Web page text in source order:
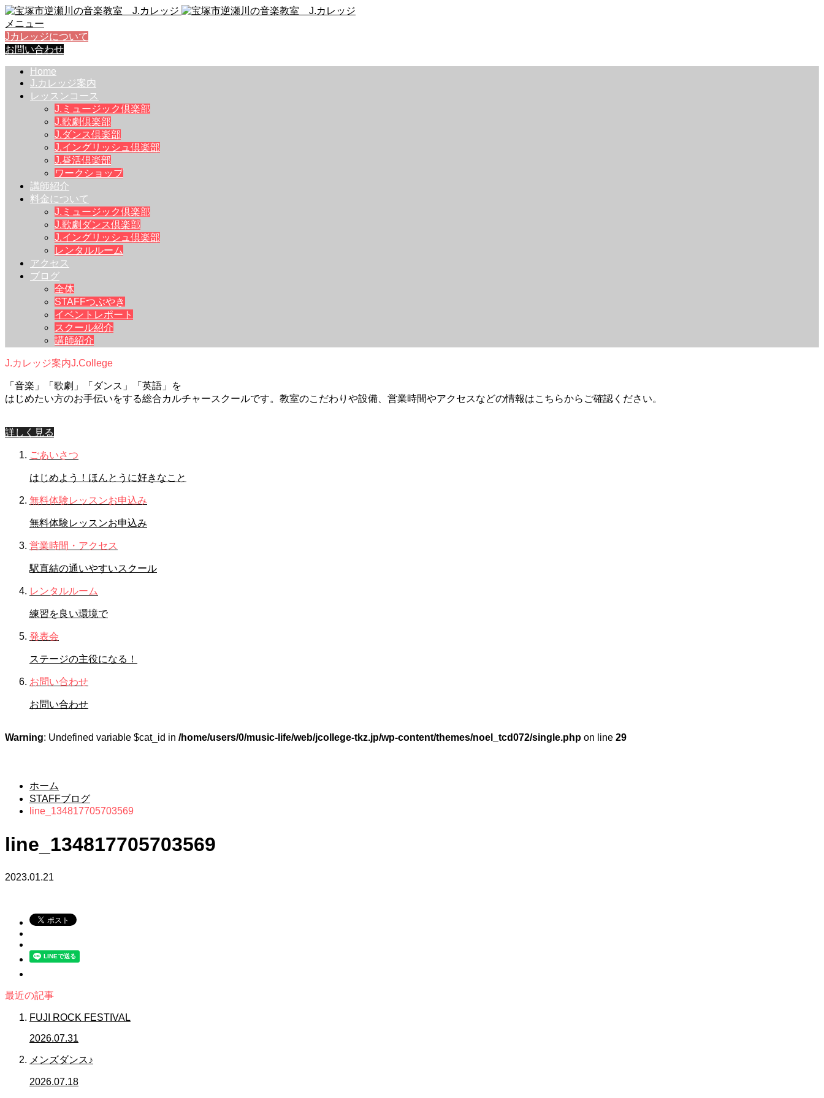
メニュー
Jカレッジについて
お問い合わせ
Home
J.カレッジ案内
レッスンコース
J.ミュージック倶楽部
J.歌劇倶楽部
J.ダンス倶楽部
J.イングリッシュ倶楽部
J.昼活倶楽部
ワークショップ
講師紹介
料金について
J.ミュージック倶楽部
J.歌劇ダンス倶楽部
J.イングリッシュ倶楽部
レンタルルーム
アクセス
ブログ
全体
STAFFつぶやき
イベントレポート
スクール紹介
講師紹介
J.カレッジ案内J.College
「音楽」「歌劇」「ダンス」「英語」を
はじめたい方のお手伝いをする総合カルチャースクールです。教室のこだわりや設備、営業時間やアクセスなどの情報はこちらからご確認ください。
詳しく見る
ごあいさつ
はじめよう！ほんとうに好きなこと
無料体験レッスンお申込み
無料体験レッスンお申込み
営業時間・アクセス
駅直結の通いやすいスクール
レンタルルーム
練習を良い環境で
発表会
ステージの主役になる！
お問い合わせ
お問い合わせ
Warning: Undefined variable $cat_id in /home/users/0/music-life/web/jcollege-tkz.jp/wp-content/themes/noel_tcd072/single.php on line 29
ホーム
STAFFブログ
line_134817705703569
line_134817705703569
2023.01.21
最近の記事
FUJI ROCK FESTIVAL
2026.07.31
メンズダンス♪
2026.07.18